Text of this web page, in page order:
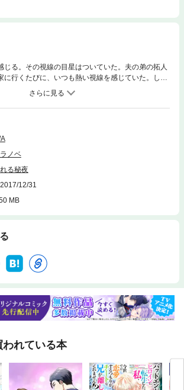
じる。その視線の目星はついていた。夫の弟の拓人
に行くたびに、いつも熱い視線を感じていた。しか
をこじらして亡くなっていたはずだった――。ある
感じた美奈子は、義弟に呼びかける。すると、幽霊
し、美奈子の体を求めるようになった。以来、夫と
守中など、あらゆる場面で、いつまでも21歳の弟は
ノベ
る秘夜
2017/12/31
MB
れている本